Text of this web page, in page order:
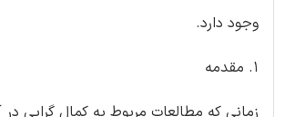
وجود دارد.
1. مقدمه
زمانی که مطالعات مربوط به کمال گرایی